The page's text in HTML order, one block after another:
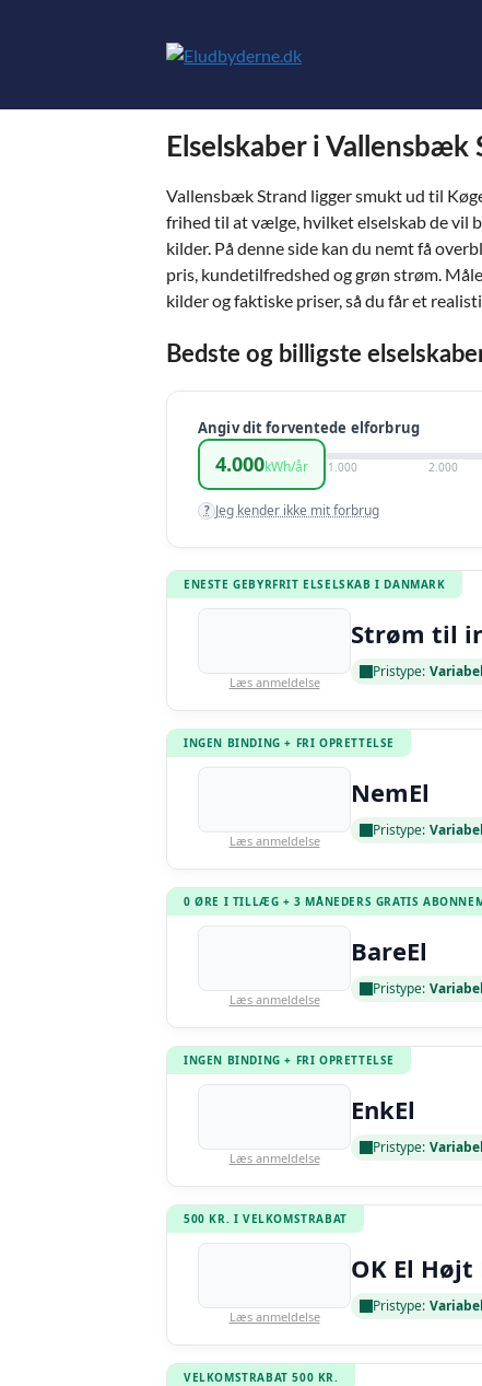
Elselskaber i
Vallensbæk Strand ligger smukt ud til
frihed til at vælge, hvilket elselskab de vil
kilder. På denne side kan du nemt få
pris, kundetilfredshed og grøn strøm.
kilder og faktiske priser, så du får et
Bedste og billigste
Angiv dit forventede elforbrug
4.000kWh/år 1.000 2.000
? Jeg kender ikke mit forbrug
ENESTE GEBYRFRIT ELSELSKAB I DANMARK
Læs anmeldelse
Strøm til
Pristype: Variabel
INGEN BINDING + FRI OPRETTELSE
Læs anmeldelse
NemEl
Pristype: Variabel
0 ØRE I TILLÆG + 3 MÅNEDERS GRATIS
Læs anmeldelse
BareEl
Pristype: Variabel
INGEN BINDING + FRI OPRETTELSE
Læs anmeldelse
EnkEl
Pristype: Variabel
500 KR. I VELKOMSTRABAT
Læs anmeldelse
OK El
Pristype: Variabel
VELKOMSTRABAT 500 KR.